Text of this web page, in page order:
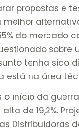
propostas e
do mercado
sobre
tenha sido
está na área
início da
de 19,2%.
Distribuidoras